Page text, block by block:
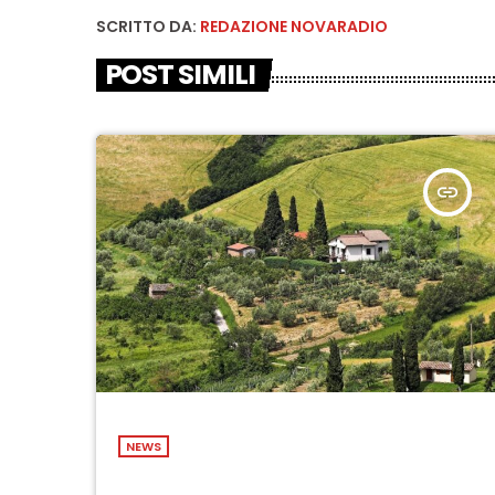
SCRITTO DA: REDAZIONE NOVARADIO
POST SIMILI
insert_link
NEWS